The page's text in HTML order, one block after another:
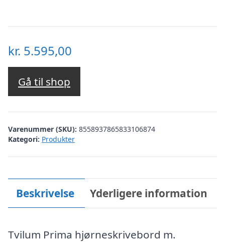
kr. 5.595,00
Gå til shop
Varenummer (SKU): 8558937865833106874
Kategori: Produkter
Beskrivelse Yderligere information
Tvilum Prima hjørneskrivebord m.